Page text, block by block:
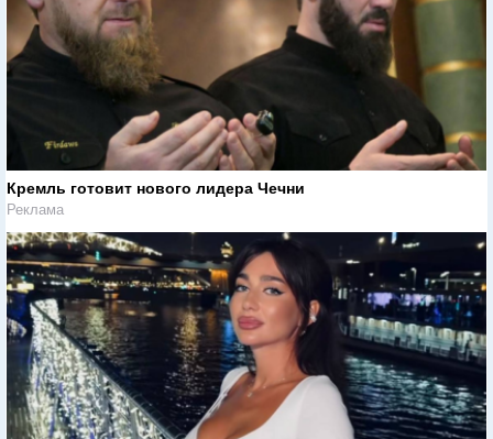
Кремль готовит нового лидера Чечни
Реклама